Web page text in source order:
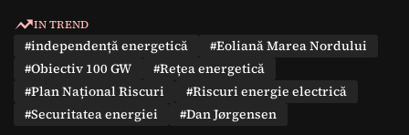
IN TREND
#independență energetică
#Eoliană Marea Nordului
#Obiectiv 100 GW
#Rețea energetică
#Plan Național Riscuri
#Riscuri energie electrică
#Securitatea energiei
#Dan Jørgensen